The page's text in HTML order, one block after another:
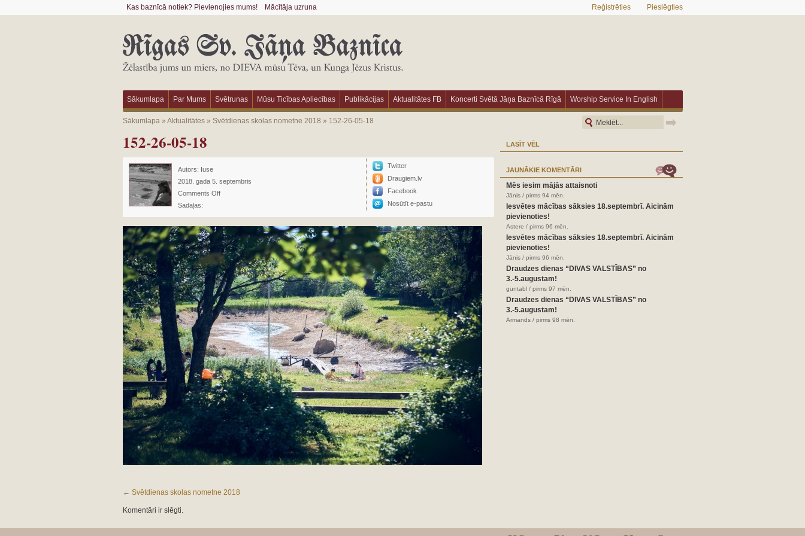
Kas baznīcā notiek? Pievienojies mums! Mācītāja uzruna Reģistrēties Pieslēgties
Sākumlapa Par Mums Svētrunas Mūsu Ticības Apliecības Publikācijas Aktualitātes FB Koncerti Svētā Jāņa Baznīcā Rīgā Worship Service In English
Sākumlapa» Aktualitātes» Svētdienas skolas nometne 2018 » 152-26-05-18
152-26-05-18
Autors: Iuse
2018. gada 5. septembris
Comments Off
Sadaļas:
Twitter
Draugiem.lv
Facebook
Nosūtīt e-pastu
← Svētdienas skolas nometne 2018
Komentāri ir slēgti.
LASĪT VĒL
JAUNĀKIE KOMENTĀRI
Mēs iesim mājās attaisnoti
Jānis / pirms 94 mēn.
Iesvētes mācības sāksies 18.septembrī. Aicinām
pievienoties!
Astere / pirms 96 mēn.
Iesvētes mācības sāksies 18.septembrī. Aicinām
pievienoties!
Jānis / pirms 96 mēn.
Draudzes dienas “DIVAS VALSTĪBAS” no
3.-5.augustam!
guntabl / pirms 97 mēn.
Draudzes dienas “DIVAS VALSTĪBAS” no
3.-5.augustam!
Armands / pirms 98 mēn.